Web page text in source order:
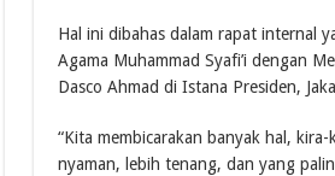
Hal ini dibahas dalam rapat internal
Agama Muhammad Syafi’i dengan
Dasco Ahmad di Istana Presiden,
“Kita membicarakan banyak hal,
nyaman, lebih tenang, dan yang